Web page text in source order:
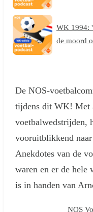
WK 1994:
de moord
De NOS-
tijdens dit WK! Met
voetbalwedstrijden,
vooruitblikkend
Anekdotes van de
waren en er de hele
is in handen van
NOS